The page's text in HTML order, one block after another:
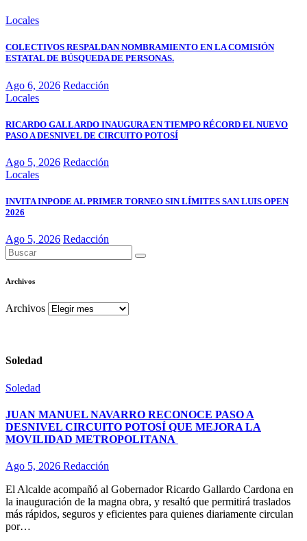
Locales
COLECTIVOS RESPALDAN NOMBRAMIENTO EN LA COMISIÓN
ESTATAL DE BÚSQUEDA DE PERSONAS.
Ago 6, 2026 Redacción
Locales
RICARDO GALLARDO INAUGURA EN TIEMPO RÉCORD EL NUEVO
PASO A DESNIVEL DE CIRCUITO POTOSÍ
Ago 5, 2026 Redacción
Locales
INVITA INPODE AL PRIMER TORNEO SIN LÍMITES SAN LUIS OPEN
2026
Ago 5, 2026 Redacción
Archivos
Archivos
Soledad
Soledad
JUAN MANUEL NAVARRO RECONOCE PASO A
DESNIVEL CIRCUITO POTOSÍ QUE MEJORA LA
MOVILIDAD METROPOLITANA
Ago 5, 2026 Redacción
El Alcalde acompañó al Gobernador Ricardo Gallardo Cardona en
la inauguración de la magna obra, y resaltó que permitirá traslados
más rápidos, seguros y eficientes para quienes diariamente circulan
por…